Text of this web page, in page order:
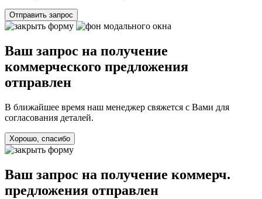
Отправить запрос
Ваш запрос на получение
коммерческого предложения
отправлен
В ближайшее время наш менеджер свяжется с Вами для
согласования деталей.
Хорошо, спасибо
Ваш запрос на получение коммерч.
предложения отправлен